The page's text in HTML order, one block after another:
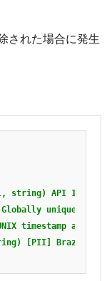
された場合に発生
string) API ID of
unique ID
timestamp at which
[PII] Braze user